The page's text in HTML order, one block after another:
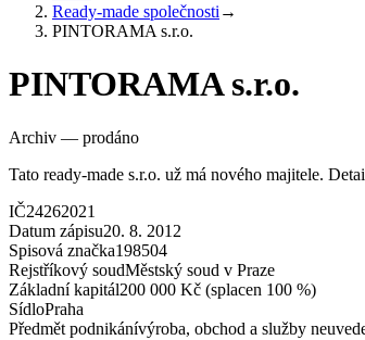
Ready-made společnosti →
PINTORAMA s.r.o.
PINTORAMA s.r.o.
Archiv — prodáno
Tato ready-made s.r.o. už má nového majitele.
IČ24262021
Datum zápisu20. 8. 2012
Spisová značka198504
Rejstříkový soudMěstský soud v Praze
Základní kapitál200 000 Kč (splacen 100 %)
SídloPraha
Předmět podnikánívýroba, obchod a služby